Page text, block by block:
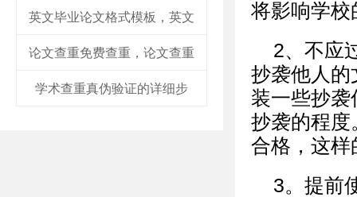
英文毕业论文格式模板，英文
论文查重免费查重，论文查重
学术查重真伪验证的详细步
将影响学校
2、不应
抄袭他人的
装一些抄
抄袭的程度
合格，这样
3。提前